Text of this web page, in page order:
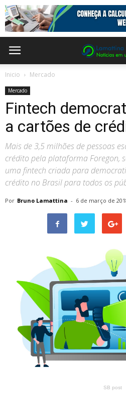
Inicio Mercado
Mercado
Fintech
a cartões de
Mais de 3,5 milhões de pessoas
crédito pela plataforma Foregon,
uma fintech criada para
crédito no Brasil para todos os
Por Bruno Lamattina - 6 de março de
SB post